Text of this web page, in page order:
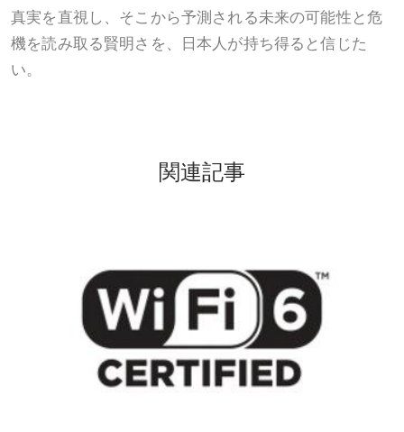
真実を直視し、そこから予測される未来の可能性と危
機を読み取る賢明さを、日本人が持ち得ると信じた
い。
関連記事